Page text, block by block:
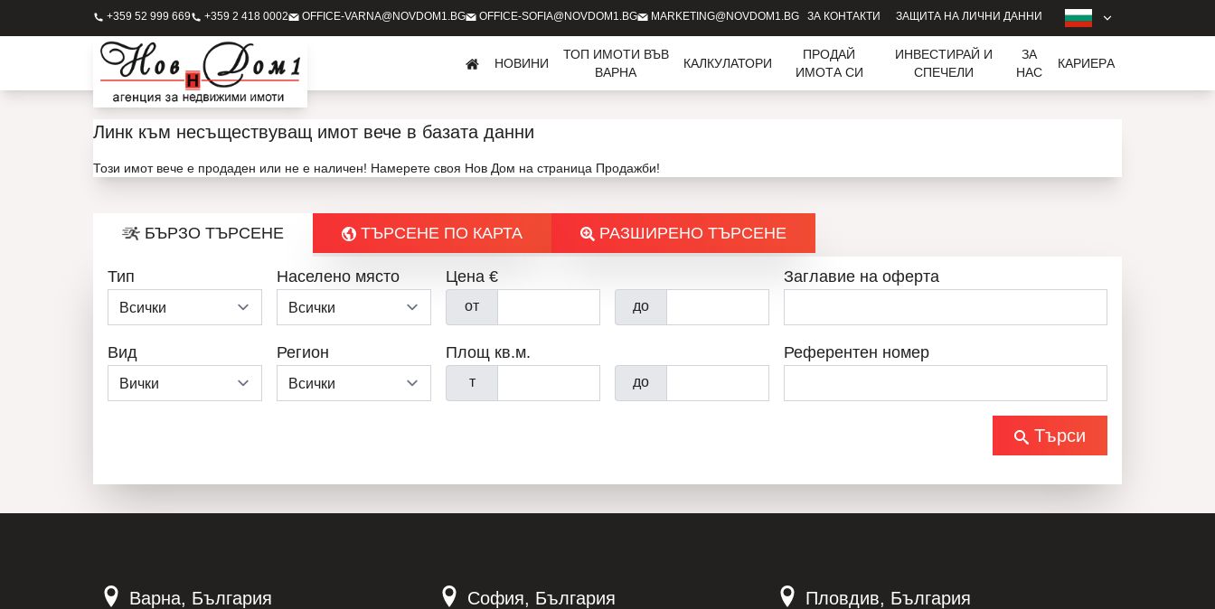
+359 52 999 669 +359 2 418 0002 OFFICE-VARNA@NOVDOM1.BG OFFICE-SOFIA@NOVDOM1.BG MARKETING@NOVDOM1.BG ЗА КОНТАКТИ ЗАЩИТА НА ЛИЧНИ ДАННИ
НОВИНИ
ТОП ИМОТИ ВЪВ
ВАРНА
КАЛКУЛАТОРИ
ПРОДАЙ
ИМОТА СИ
ИНВЕСТИРАЙ И
СПЕЧЕЛИ
ЗА
НАС
КАРИЕРA
Линк към несъществуващ имот вече в базата данни
Този имот вече е продаден или не е наличен! Намерете своя Нов Дом на страница Продажби!
БЪРЗО ТЪРСЕНЕ ТЪРСЕНЕ ПО КАРТА РАЗШИРЕНО ТЪРСЕНЕ
Тип Населено място
Вид Регион
Цена €
от до
Площ кв.м.
т до
Заглавие на оферта
Референтен номер
Търси
Варна, България София, България Пловдив, България